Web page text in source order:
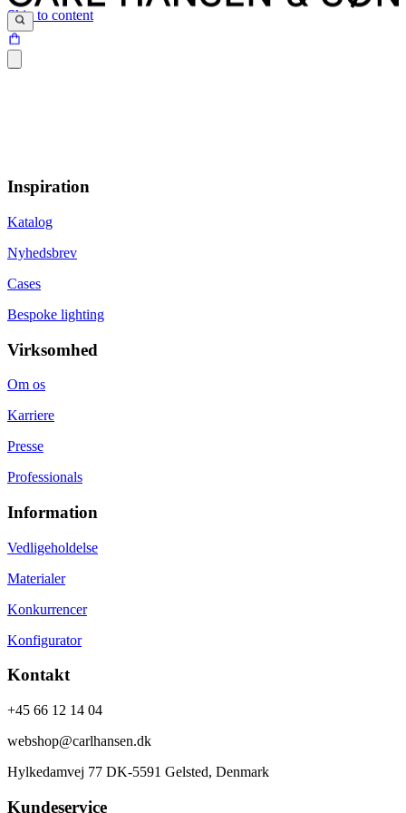
Skip to content
Inspiration
Katalog
Nyhedsbrev
Cases
Bespoke lighting
Virksomhed
Om os
Karriere
Presse
Professionals
Information
Vedligeholdelse
Materialer
Konkurrencer
Konfigurator
Kontakt
+45 66 12 14 04
webshop@carlhansen.dk
Hylkedamvej 77 DK-5591 Gelsted, Denmark
Kundeservice